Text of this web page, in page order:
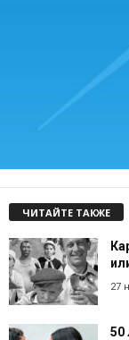
ЧИТАЙТЕ ТАКЖЕ
27
50